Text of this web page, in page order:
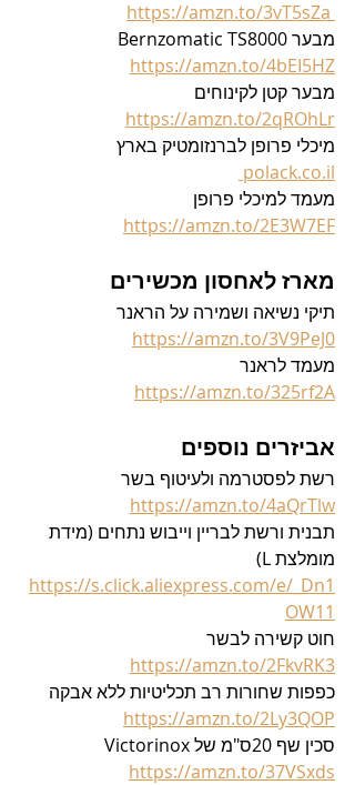
https://amzn.to/3vT5sZa
מבער Bernzomatic TS8000
https://amzn.to/4bEI5HZ
מבער קטן לקינוחים
https://amzn.to/2qROhLr
מיכלי פרופן לברנזומטיק בארץ
polack.co.il
מעמד למיכלי פרופן
https://amzn.to/2E3W7EF
מארז לאחסון מכשירים
תיקי נשיאה ושמירה על הראנר
https://amzn.to/3V9PeJ0
מעמד לראנר
https://amzn.to/325rf2A
אביזרים נוספים
רשת לפסטרמה ולעיטוף בשר
https://amzn.to/4aQrTlw
תבנית ורשת לבריין וייבוש נתחים (מידת
מומלצת L)
https://s.click.aliexpress.com/e/_Dn1
OW11
חוט קשירה לבשר
https://amzn.to/2FkvRK3
כפפות שחורות רב תכליטיות ללא אבקה
https://amzn.to/2Ly3QOP
סכין שף 20ס"מ של Victorinox
https://amzn.to/37VSxds